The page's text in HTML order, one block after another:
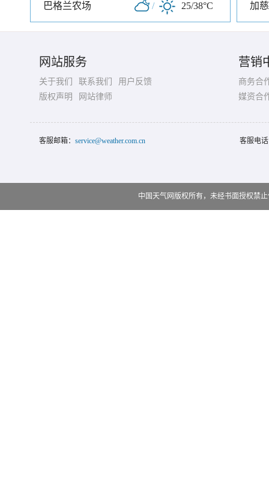
巴格兰农场 / 25/38°C 加
网站服务
关于我们 联系我们
用户反馈
版权声明
网站律师
营销
商务合
媒资合
客服邮箱： service@weather.com.cn 客服电
中国天气网版权所有，未经书面授权